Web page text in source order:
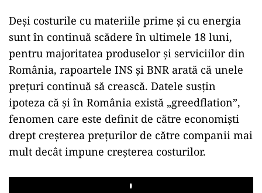
Deși costurile cu materiile prime și cu energia
sunt în continuă scădere în ultimele 18 luni,
pentru majoritatea produselor și serviciilor din
România, rapoartele INS și BNR arată că unele
prețuri continuă să crească. Datele susțin
ipoteza că și în România există „greedflation”,
fenomen care este definit de către economiști
drept creșterea prețurilor de către companii mai
mult decât impune creșterea costurilor.